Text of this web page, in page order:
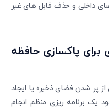
داخلی و حذف فایل ‌های غیر
برای پاکسازی حافظه
پر شدن فضای ذخیره یا ایجاد
یک برنامه‌ ریزی منظم انجام